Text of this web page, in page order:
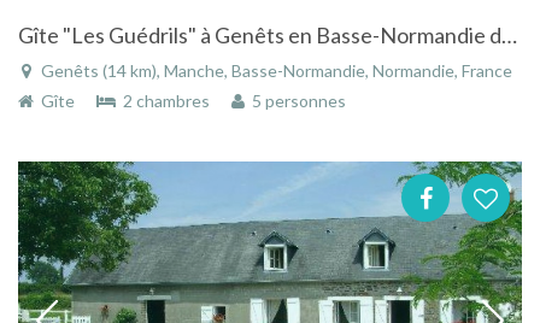
Gîte "Les Guédrils" à Genêts en Basse-Normandie dans un domaine de charme de 7 hectares
Genêts (14 km), Manche, Basse-Normandie, Normandie, France
Gîte
2 chambres 5 personnes